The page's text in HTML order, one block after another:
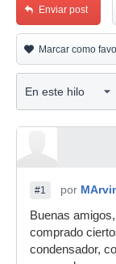
Enviar post
Marcar como
#1 por
Buenas
comprado
condensador,